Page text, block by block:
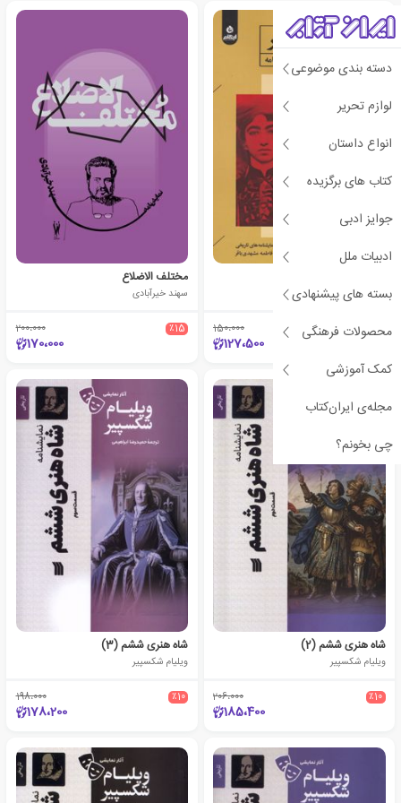
دسته بندی موضوعی
لوازم تحریر
انواع داستان
کتاب های برگزیده
جوایز ادبی
ادبیات ملل
بسته های پیشنهادی
محصولات فرهنگی
کمک آموزشی
مجله‌ی ایران‌کتاب
چی بخونم؟
محمدرضا دهقانی
٪15 150،000
127،500
مختلف‌ الاضلاع
سهند خیرآبادی
٪15 200،000
170،000
شاه‌ هنری‌ ششم (2)
ویلیام شکسپیر
٪10 206،000
185،400
شاه‌ هنری‌ ششم (3)
ویلیام شکسپیر
٪10 198،000
178،200